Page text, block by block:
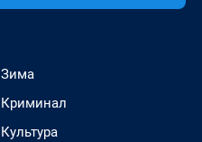
Зима
Криминал
Культура